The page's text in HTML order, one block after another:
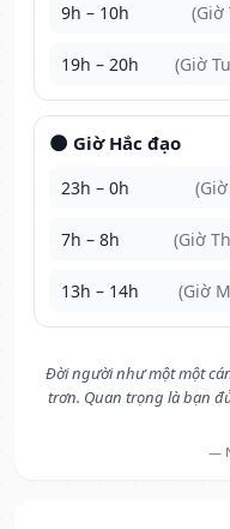
9h – 10h (Giờ
19h – 20h (Giờ
🌑 Giờ Hắc đạo
23h – 0h
7h – 8h (Giờ
13h – 14h (Giờ
Đời người như một một
trơn. Quan trọng là bạn
—